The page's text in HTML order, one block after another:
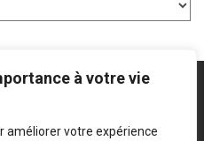
à votre vie
améliorer votre expérience